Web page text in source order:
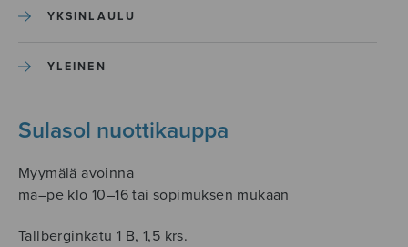
YKSINLAULU
YLEINEN
Sulasol nuottikauppa
Myymälä avoinna
ma–pe klo 10–16 tai sopimuksen mukaan
Tallberginkatu 1 B, 1,5 krs.